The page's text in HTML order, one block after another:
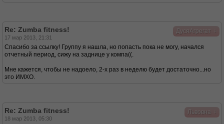
ДусяАгрегат
Re: Zumba fitness!
17 мар 2013, 21:31
Спасибо за ссылку! Группу я нашла, но попасть пока не могу, начался
отчетный период, сижу на заднице у компа((.
Мне кажется, чтобы не надоело, 2-х раз в неделю будет достаточно...но
это ИМХО.
Львовна
Re: Zumba fitness!
18 мар 2013, 05:30